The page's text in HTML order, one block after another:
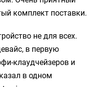
комплект поставки.
не для всех.
в первую
клаудчейзеров и
в одном